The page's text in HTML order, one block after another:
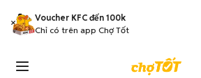
Voucher KFC đến 100k
Chỉ có trên app Chợ Tốt